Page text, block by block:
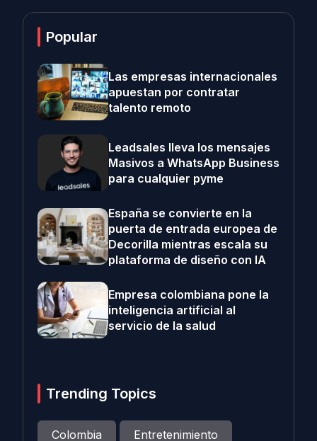
Popular
Las empresas internacionales
apuestan por contratar
talento remoto
Leadsales lleva los mensajes
Masivos a WhatsApp Business
para cualquier pyme
España se convierte en la
puerta de entrada europea de
Decorilla mientras escala su
plataforma de diseño con IA
Empresa colombiana pone la
inteligencia artificial al
servicio de la salud
Trending Topics
Colombia Entretenimiento